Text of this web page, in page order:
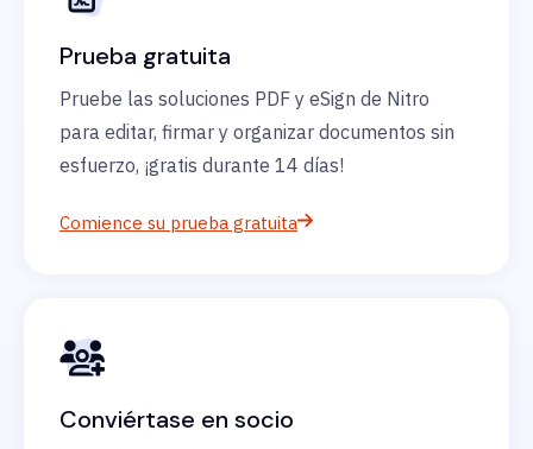
Prueba gratuita
Pruebe las soluciones PDF y eSign de Nitro
para editar, firmar y organizar documentos sin
esfuerzo, ¡gratis durante 14 días!
Comience su prueba gratuita
Conviértase en socio